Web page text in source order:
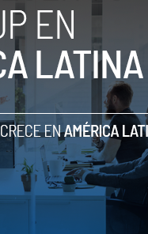
x 157,7 x
2X
pulgadas
con
Hz
exterior)
19,5:9